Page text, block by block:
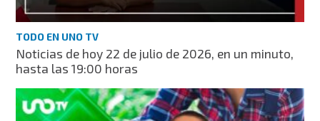
TODO EN UNO TV
Noticias de hoy 22 de julio de 2026, en un minuto,
hasta las 19:00 horas